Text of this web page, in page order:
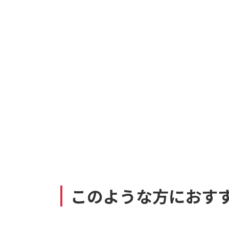
このような方におす